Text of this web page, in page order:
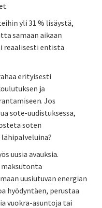
yli 31 % lisäystä,
samaan aikaan
reaalisesti entistä
erityisesti
ja
Jos
sote-uudistuksessa,
soten
uusia avauksia.
uusiutuvan energian
hyödyntäen, perustaa
vuokra-asuntoja tai